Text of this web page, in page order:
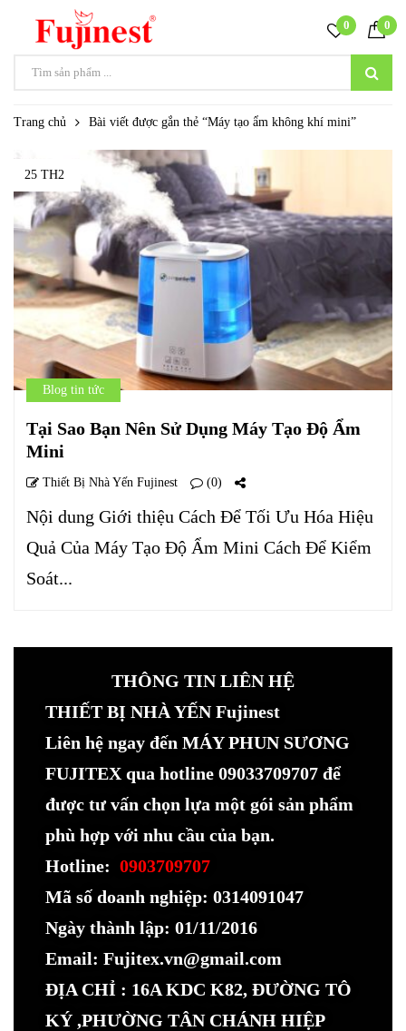
0 0
Trang chủ Bài viết được gắn thẻ “Máy tạo ẩm không khí mini”
25 TH2
Blog tin tức
Tại Sao Bạn Nên Sử Dụng Máy Tạo Độ Ẩm
Mini
Thiết Bị Nhà Yến Fujinest (0)
Nội dung Giới thiệu Cách Để Tối Ưu Hóa Hiệu
Quả Của Máy Tạo Độ Ẩm Mini Cách Để Kiểm
Soát...
THÔNG TIN LIÊN HỆ
THIẾT BỊ NHÀ YẾN Fujinest
Liên hệ ngay đến MÁY PHUN SƯƠNG
FUJITEX qua hotline 09033709707 để
được tư vấn chọn lựa một gói sản phẩm
phù hợp với nhu cầu của bạn.
Hotline: 0903709707
Mã số doanh nghiệp: 0314091047
Ngày thành lập: 01/11/2016
Email: Fujitex.vn@gmail.com
ĐỊA CHỈ : 16A KDC K82, ĐƯỜNG TÔ
KÝ ,PHƯỜNG TÂN CHÁNH HIỆP